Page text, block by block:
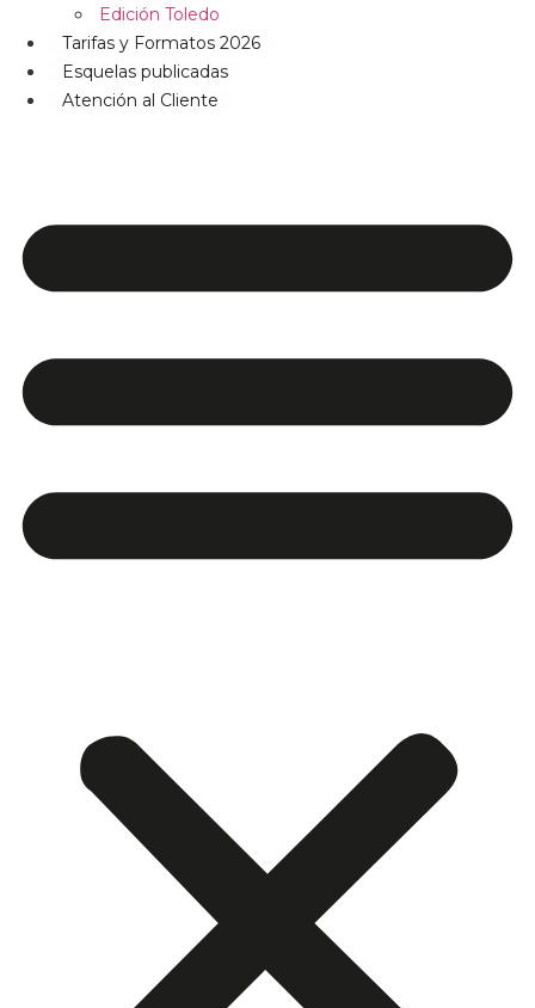
Edición Toledo
Tarifas y Formatos 2026
Esquelas publicadas
Atención al Cliente